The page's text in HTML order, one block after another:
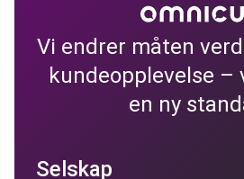
Vi endrer måten
kundeopplevelse –
en ny
Selskap